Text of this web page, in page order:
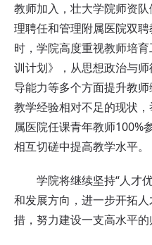
教师加入，壮大学院师资
理聘任和管理附属医院双
时，学院高度重视教师培
训计划》，从思想政治与
导能力等多个方面提升教师
教学经验相对不足的现状
属医院任课青年教师100%
相互切磋中提高教学水平。
学院将继续坚持“人才优
和发展方向，进一步开拓
措，努力建设一支高水平的